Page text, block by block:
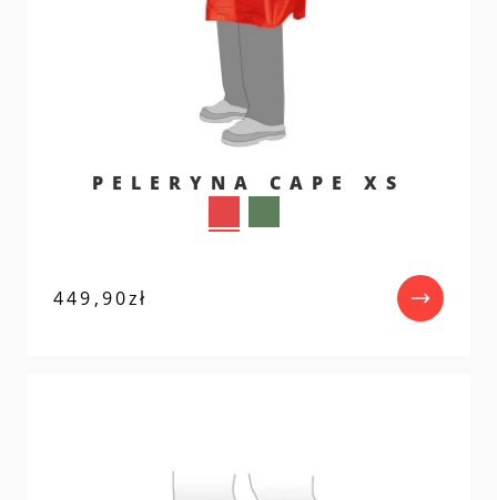
PELERYNA CAPE XS
449,90zł